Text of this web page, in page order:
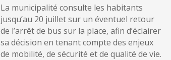
La municipalité consulte les habitants
jusqu’au 20 juillet sur un éventuel retour
de l’arrêt de bus sur la place, afin d’éclairer
sa décision en tenant compte des enjeux
de mobilité, de sécurité et de qualité de vie.